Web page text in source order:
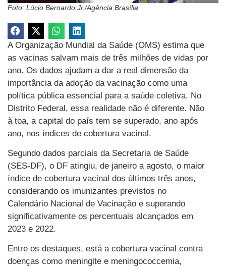
Foto: Lúcio Bernardo Jr./Agência Brasília
A Organização Mundial da Saúde (OMS) estima que
as vacinas salvam mais de três milhões de vidas por
ano. Os dados ajudam a dar a real dimensão da
importância da adoção da vacinação como uma
política pública essencial para a saúde coletiva. No
Distrito Federal, essa realidade não é diferente. Não
à toa, a capital do país tem se superado, ano após
ano, nos índices de cobertura vacinal.
Segundo dados parciais da Secretaria de Saúde
(SES-DF), o DF atingiu, de janeiro a agosto, o maior
índice de cobertura vacinal dos últimos três anos,
considerando os imunizantes previstos no
Calendário Nacional de Vacinação e superando
significativamente os percentuais alcançados em
2023 e 2022.
Entre os destaques, está a cobertura vacinal contra
doenças como meningite e meningococcemia,